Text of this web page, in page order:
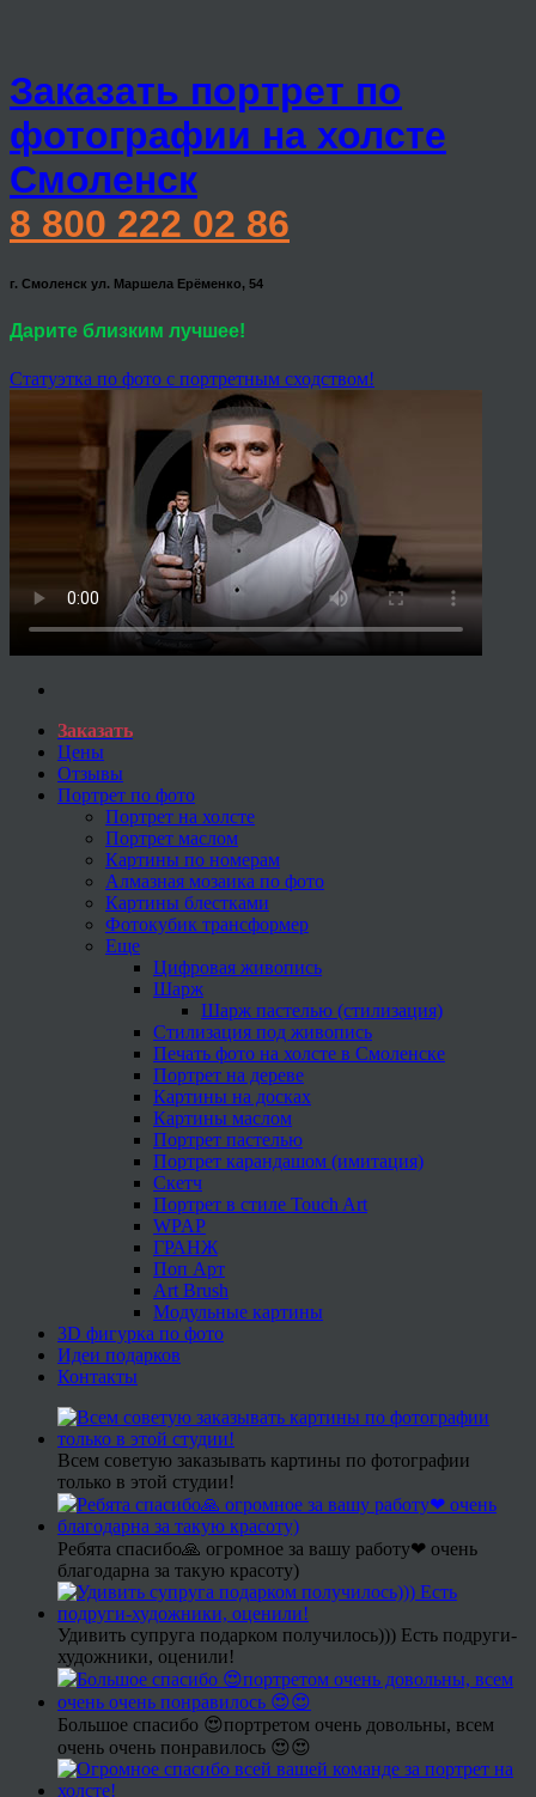
Заказать портрет по
фотографии на холсте
Смоленск
8 800 222 02 86
г. Смоленск ул. Маршела Ерёменко, 54
Дарите близким лучшее!
Статуэтка по фото с портретным сходством!
Заказать
Цены
Отзывы
Портрет по фото
Портрет на холсте
Портрет маслом
Картины по номерам
Алмазная мозаика по фото
Картины блестками
Фотокубик трансформер
Еще
Цифровая живопись
Шарж
Шарж пастелью (стилизация)
Стилизация под живопись
Печать фото на холсте в Смоленске
Портрет на дереве
Картины на досках
Картины маслом
Портрет пастелью
Портрет карандашом (имитация)
Скетч
Портрет в стиле Touch Art
WPAP
ГРАНЖ
Поп Арт
Art Brush
Модульные картины
3D фигурка по фото
Идеи подарков
Контакты
Всем советую заказывать картины по фотографии
только в этой студии!
Ребята спасибо🙏 огромное за вашу работу❤ очень
благодарна за такую красоту)
Удивить супруга подарком получилось))) Есть подруги-
художники, оценили!
Большое спасибо 😍портретом очень довольны, всем
очень очень понравилось 😍😍